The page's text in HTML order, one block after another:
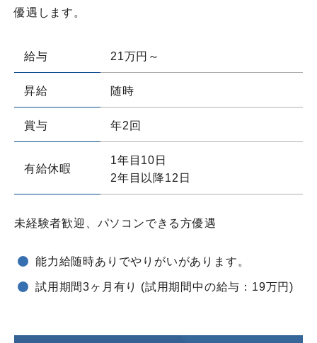
優遇します。
給与 21万円～
昇給 随時
賞与 年2回
有給休暇
1年目10日
2年目以降12日
未経験者歓迎、パソコンできる方優遇
能力給随時ありでやりがいがあります。
試用期間3ヶ月有り (試用期間中の給与：19万円)